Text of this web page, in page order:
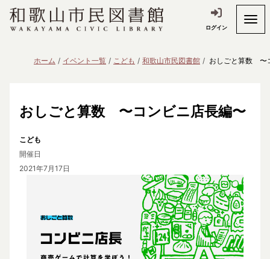
ログイン
ホーム イベント一覧 こども 和歌山市民図書館 おしごと算数 〜
おしごと算数 〜コンビニ店長編〜
こども
開催日
2021年7月17日